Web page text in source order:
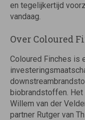
en tegelijkertijd
vandaag.
Over Coloured
Coloured Finches is
biobrandstoffen.
Willem van der
partner Rutger van